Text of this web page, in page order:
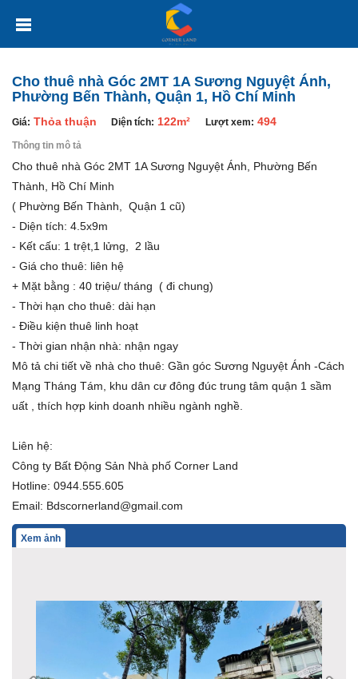
Cho thuê nhà Góc 2MT 1A Sương Nguyệt Ánh,
Phường Bến Thành, Quận 1, Hồ Chí Minh
Giá: Thỏa thuận Diện tích: 122m² Lượt xem: 494
Thông tin mô tả
Cho thuê nhà Góc 2MT 1A Sương Nguyệt Ánh, Phường Bến
Thành, Hồ Chí Minh
( Phường Bến Thành, Quận 1 cũ)
- Diện tích: 4.5x9m
- Kết cấu: 1 trệt,1 lửng, 2 lầu
- Giá cho thuê: liên hệ
+ Mặt bằng : 40 triệu/ tháng ( đi chung)
- Thời hạn cho thuê: dài hạn
- Điều kiện thuê linh hoạt
- Thời gian nhận nhà: nhận ngay
Mô tả chi tiết về nhà cho thuê: Gần góc Sương Nguyệt Ánh -Cách
Mạng Tháng Tám, khu dân cư đông đúc trung tâm quận 1 sầm
uất , thích hợp kinh doanh nhiều ngành nghề.
Liên hệ:
Công ty Bất Động Sản Nhà phố Corner Land
Hotline: 0944.555.605
Email: Bdscornerland@gmail.com
Xem ảnh